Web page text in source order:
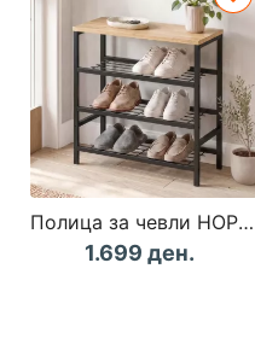
Полица за чевли НОРДЕН МАКС Даб/Црна
1.699 ден.